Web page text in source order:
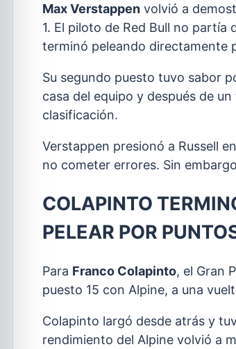
Max Verstappen volvió a
1. El piloto de Red Bull no
terminó peleando directamente
Su segundo puesto tuvo sabor
casa del equipo y después de
clasificación.
Verstappen presionó a Russell
no cometer errores. Sin
COLAPINTO
PELEAR POR
Para Franco Colapinto, el Gran
puesto 15 con Alpine, a una
Colapinto largó desde atrás y
rendimiento del Alpine volvió a